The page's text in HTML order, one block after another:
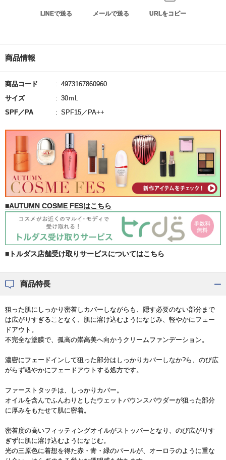
LINEで送る メールで送る URLをコピー
商品情報
商品コード
4973167860960
サイズ
30ｍL
SPF／PA
SPF15／PA++
■AUTUMN COSME FESはこちら
■トルダス店舗受け取りサービスについてはこちら
商品特長
狙った肌にしっかり密着しカバーしながらも、隠す必要のない部分まで
は広がりすぎることなく、肌に溶け込むようになじみ、軽やかにフェー
ドアウト。
不完全な塗膜で、孤高の崇高美へ向かうクリームファンデーション。
濃密にフェードインして狙った部分はしっかりカバーしなか?ら、のび広
がらず軽やかにフェードアウトする処方です。
ファーストタッチは、しっかりカバー。
オイルを含んでふんわりとしたウェットバウンスパウダーが狙った部分
に厚みをもたせて肌に密着。
密着度の高いフィッティングオイルがストッパーとなり、のび広がりす
ぎずに肌に溶け込むようになじむ。
光の三原色に着想を得た赤・青・緑のパールが、オーロラのように重な